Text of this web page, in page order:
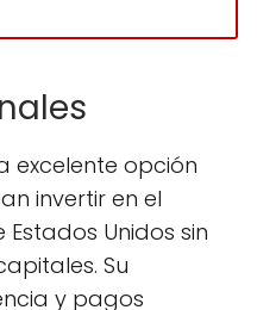
excelente opción
invertir en el
Unidos sin
Su
y pagos